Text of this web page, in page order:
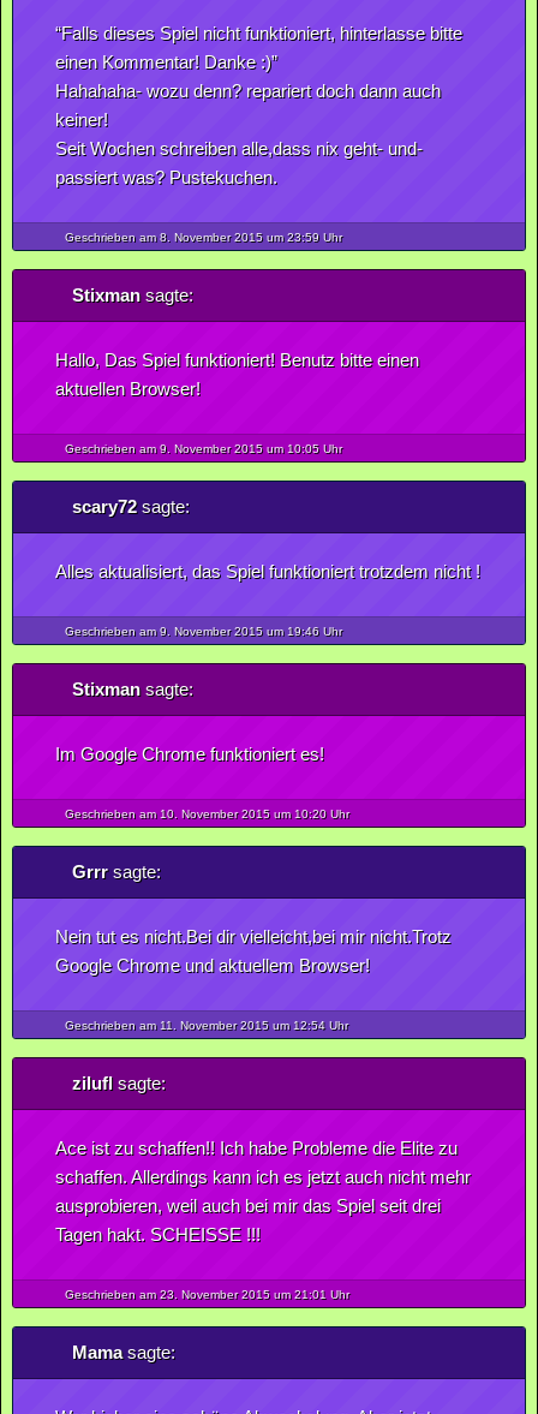
“Falls dieses Spiel nicht funktioniert, hinterlasse bitte
einen Kommentar! Danke :)”
Hahahaha- wozu denn? repariert doch dann auch
keiner!
Seit Wochen schreiben alle,dass nix geht- und-
passiert was? Pustekuchen.
Geschrieben am 8. November2015um 23:59 Uhr
Stixmansagte:
Hallo, Das Spiel funktioniert! Benutz bitte einen
aktuellen Browser!
Geschrieben am 9. November2015um 10:05 Uhr
scary72sagte:
Alles aktualisiert, das Spiel funktioniert trotzdem nicht !
Geschrieben am 9. November2015um 19:46 Uhr
Stixmansagte:
Im Google Chrome funktioniert es!
Geschrieben am 10. November2015um 10:20 Uhr
Grrrsagte:
Nein tut es nicht.Bei dir vielleicht,bei mir nicht.Trotz
Google Chrome und aktuellem Browser!
Geschrieben am 11. November2015um 12:54 Uhr
ziluflsagte:
Ace ist zu schaffen!! Ich habe Probleme die Elite zu
schaffen. Allerdings kann ich es jetzt auch nicht mehr
ausprobieren, weil auch bei mir das Spiel seit drei
Tagen hakt. SCHEISSE !!!
Geschrieben am 23. November2015um 21:01 Uhr
Mamasagte: